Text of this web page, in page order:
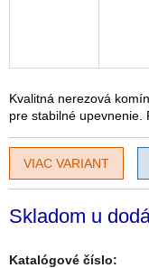
Skladom u
Kvalitná nerezová
pre stabilné upevnenie.
Katalógové číslo:
VIAC VARIANT